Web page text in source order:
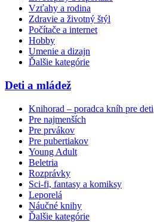
Vzťahy a rodina
Zdravie a životný štýl
Počítače a internet
Hobby
Umenie a dizajn
Ďalšie kategórie
Deti a mládež
Knihorad – poradca kníh pre deti
Pre najmenších
Pre prvákov
Pre pubertiakov
Young Adult
Beletria
Rozprávky
Sci-fi, fantasy a komiksy
Leporelá
Náučné knihy
Ďalšie kategórie